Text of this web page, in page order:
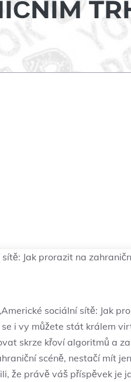
Jak prorazit na
sociální sítě: Jak⁢
i vy můžete stát⁣ králem
skrze křoví‍ algoritmů‌ a
scéně, nestačí mít
⁣že právě váš příspěvek je‌